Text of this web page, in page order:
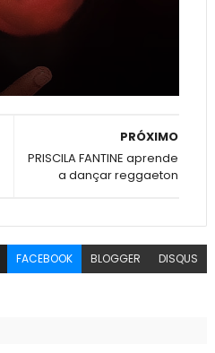
PRÓXIMO
PRISCILA FANTINE aprende
a dançar reggaeton
FACEBOOK BLOGGER DISQUS